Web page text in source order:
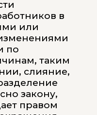
в
или
по
таким
слияние,
закону,
правом